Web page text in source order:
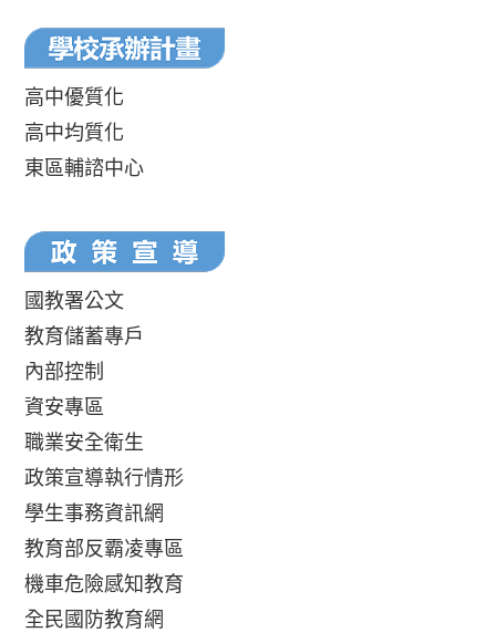
高中優質化
高中均質化
東區輔諮中心
國教署公文
教育儲蓄專戶
內部控制
資安專區
職業安全衛生
政策宣導執行情形
學生事務資訊網
教育部反霸凌專區
機車危險感知教育
全民國防教育網